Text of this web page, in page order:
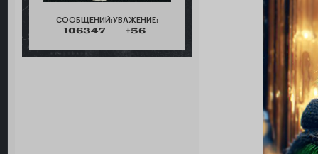
СООБЩЕНИЙ:
106347
УВАЖЕНИЕ:
+56